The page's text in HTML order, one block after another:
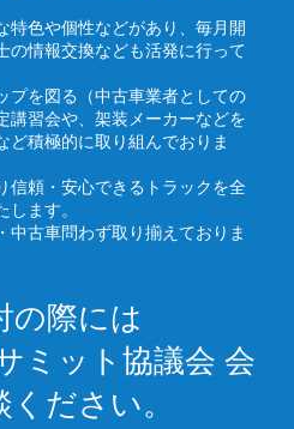
特色や個性などがあり、毎月開
の情報交換なども活発に行って
プを図る（中古車業者としての
講習会や、架装メーカーなどを
ど積極的に取り組んでおりま
信頼・安心できるトラックを全
ます。
中古車問わず取り揃えておりま
の際には
ミット協議会 会
ださい。